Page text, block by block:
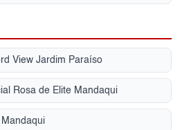
View Jardim Paraíso
Rosa de Elite Mandaqui